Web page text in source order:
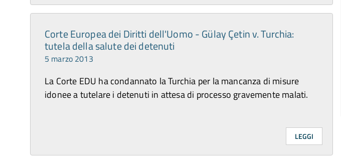
Corte Europea dei Diritti dell'Uomo - Gülay Çetin v. Turchia:
tutela della salute dei detenuti
5 marzo 2013
La Corte EDU ha condannato la Turchia per la mancanza di misure
idonee a tutelare i detenuti in attesa di processo gravemente malati.
LEGGI